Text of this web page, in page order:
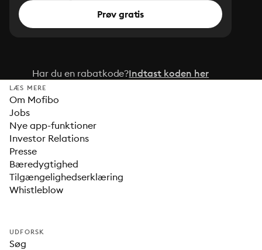
Prøv gratis
Har du en rabatkode?Indtast koden her
LÆS MERE
Om Mofibo
Jobs
Nye app-funktioner
Investor Relations
Presse
Bæredygtighed
Tilgængelighedserklæring
Whistleblow
UDFORSK
Søg